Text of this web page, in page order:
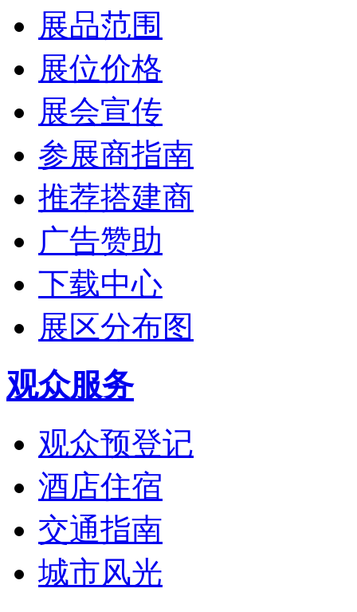
展品范围
展位价格
展会宣传
参展商指南
推荐搭建商
广告赞助
下载中心
展区分布图
观众服务
观众预登记
酒店住宿
交通指南
城市风光